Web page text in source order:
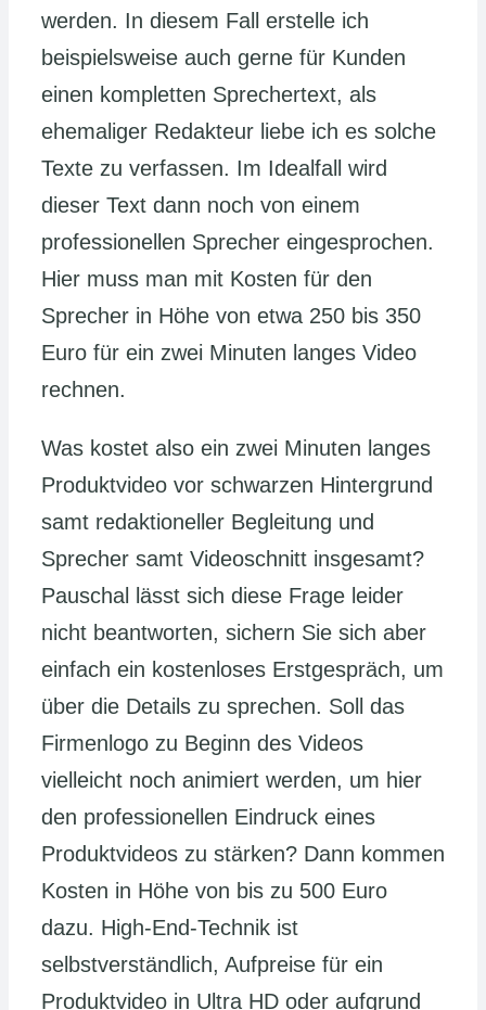
werden. In diesem Fall erstelle ich
beispielsweise auch gerne für Kunden
einen kompletten Sprechertext, als
ehemaliger Redakteur liebe ich es solche
Texte zu verfassen. Im Idealfall wird
dieser Text dann noch von einem
professionellen Sprecher eingesprochen.
Hier muss man mit Kosten für den
Sprecher in Höhe von etwa 250 bis 350
Euro für ein zwei Minuten langes Video
rechnen.
Was kostet also ein zwei Minuten langes
Produktvideo vor schwarzen Hintergrund
samt redaktioneller Begleitung und
Sprecher samt Videoschnitt insgesamt?
Pauschal lässt sich diese Frage leider
nicht beantworten, sichern Sie sich aber
einfach ein kostenloses Erstgespräch, um
über die Details zu sprechen. Soll das
Firmenlogo zu Beginn des Videos
vielleicht noch animiert werden, um hier
den professionellen Eindruck eines
Produktvideos zu stärken? Dann kommen
Kosten in Höhe von bis zu 500 Euro
dazu. High-End-Technik ist
selbstverständlich, Aufpreise für ein
Produktvideo in Ultra HD oder aufgrund